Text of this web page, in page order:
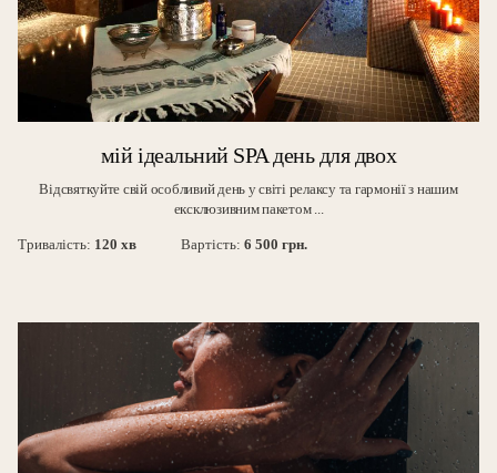
мій ідеальний SPA день для двох
Відсвяткуйте свій особливий день у світі релаксу та гармонії з нашим
ексклюзивним пакетом ...
Тривалість: 120 хв Вартість: 6 500 грн.